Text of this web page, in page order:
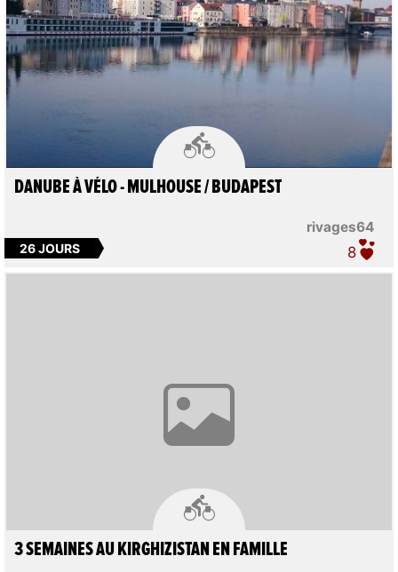

rivages64
DANUBE À VÉLO - MULHOUSE / BUDAPEST
26 JOURS 8

3 SEMAINES AU KIRGHIZISTAN EN FAMILLE